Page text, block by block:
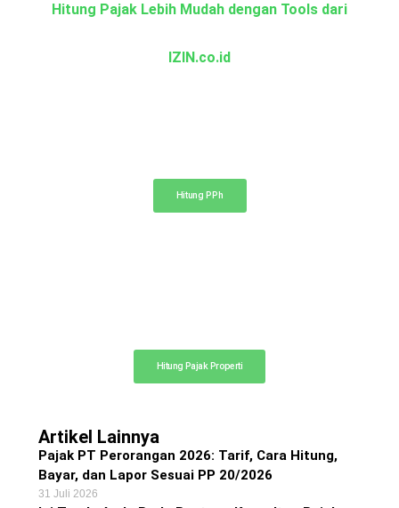
Hitung Pajak Lebih Mudah dengan Tools dari
IZIN.co.id
Hitung PPh
Hitung Pajak Properti
Artikel Lainnya
Pajak PT Perorangan 2026: Tarif, Cara Hitung,
Bayar, dan Lapor Sesuai PP 20/2026
31 Juli 2026